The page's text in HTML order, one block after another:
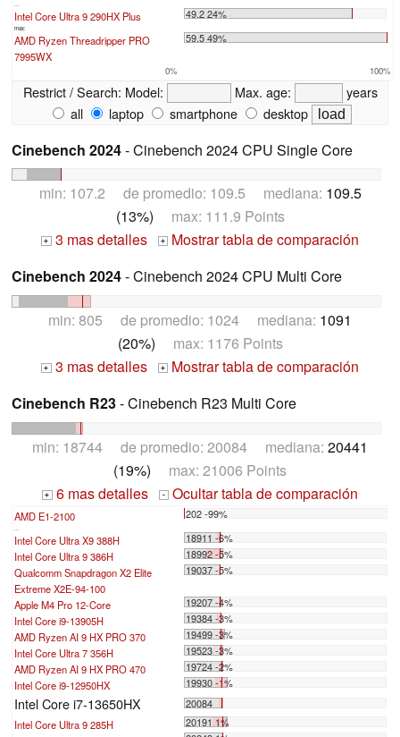
Intel Core Ultra 9 290HX Plus 49.2 24%
max:
AMD Ryzen Threadripper PRO
7995WX
59.5 49%
0% 100%
Restrict / Search: Model: Max. age:
years
all
laptop smartphone desktop
Cinebench 2024- Cinebench 2024 CPU Single Core
min: 107.2 de promedio: 109.5 mediana: 109.5
(13%) max: 111.9 Points
+ 3 mas detalles +
Mostrar tabla de comparación
Cinebench 2024- Cinebench 2024 CPU Multi Core
min: 805 de promedio: 1024 mediana: 1091
(20%) max: 1176 Points
+ 3 mas detalles +
Mostrar tabla de comparación
Cinebench R23- Cinebench R23 Multi Core
min: 18744 de promedio: 20084 mediana: 20441
(19%) max: 21006 Points
+ 6 mas detalles - Ocultar tabla de comparación
AMD E1-2100 202 -99%
...
Intel Core Ultra X9 388H
18911 -6%
Intel Core Ultra 9 386H
18992 -5%
Qualcomm Snapdragon X2 Elite
Extreme X2E-94-100
19037 -5%
Apple M4 Pro 12-Core
19207 -4%
Intel Core i9-13905H
19384 -3%
AMD Ryzen AI 9 HX PRO 370
19499 -3%
Intel Core Ultra 7 356H
19523 -3%
AMD Ryzen AI 9 HX PRO 470
19724 -2%
Intel Core i9-12950HX
19930 -1%
Intel Core i7-13650HX
20084
Intel Core Ultra 9 285H
20191 1%